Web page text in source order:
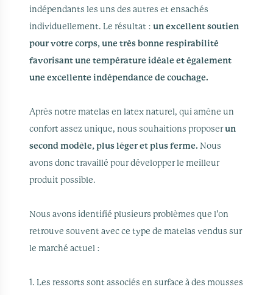
indépendants les uns des autres et ensachés
individuellement. Le résultat : un excellent soutien
pour votre corps, une très bonne respirabilité
favorisant une température idéale et également
une excellente indépendance de couchage.
Après notre matelas en latex naturel, qui amène un
confort assez unique, nous souhaitions proposerun
second modèle, plus léger et plus ferme. Nous
avons donc travaillé pour développer le meilleur
produit possible.
Nous avons identifié plusieurs problèmes que l’on
retrouve souvent avec ce type de matelas vendus sur
le marché actuel :
1. Les ressorts sont associés en surface à des mousses